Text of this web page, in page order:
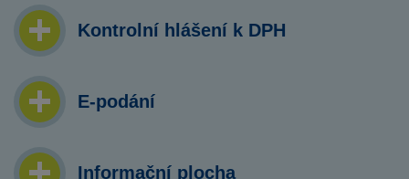
Kontrolní hlášení k DPH
E-podání
Informační plocha